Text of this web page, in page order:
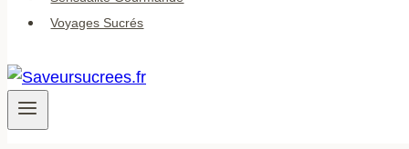
Voyages Sucrés